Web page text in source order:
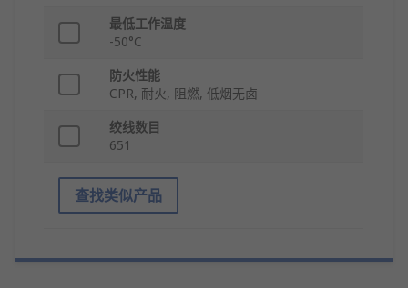
最低工作温度
-50°C
防火性能
CPR, 耐火, 阻燃, 低烟无卤
绞线数目
651
查找类似产品